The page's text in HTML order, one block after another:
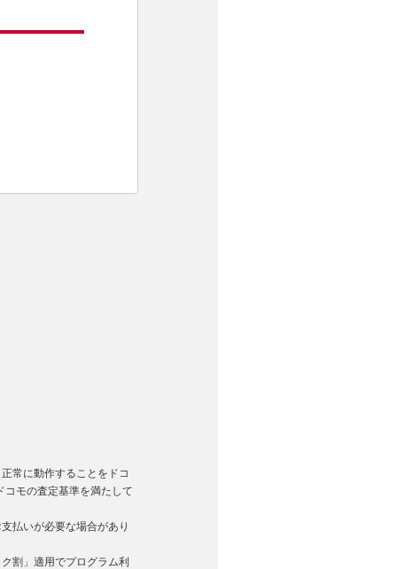
常に動作することをドコ
モの査定基準を満たして
払いが必要な場合があり
割」適用でプログラム利